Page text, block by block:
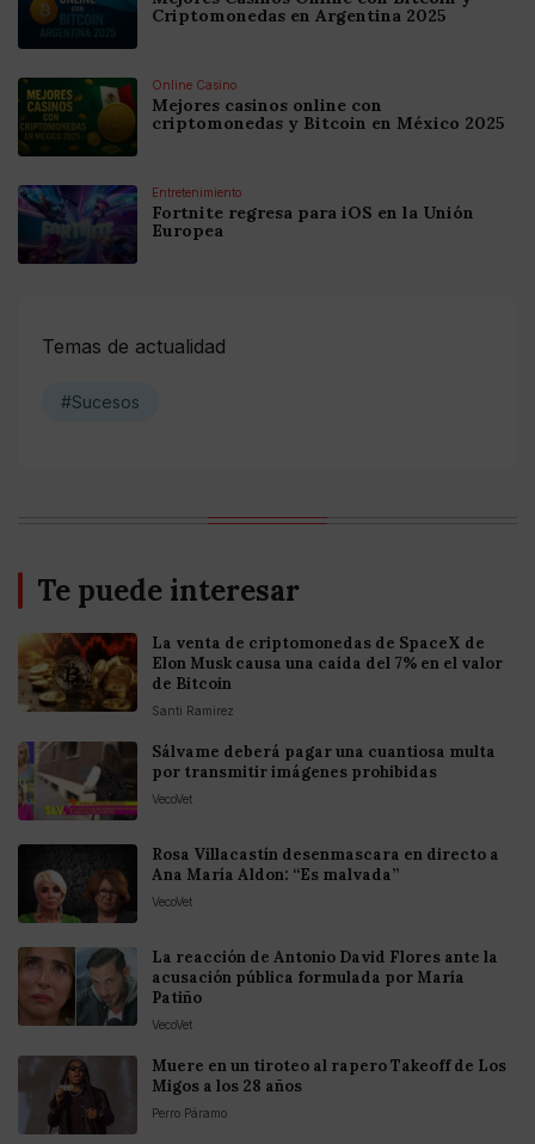
Criptomonedas en Argentina 2025
Online Casino
Mejores casinos online con
criptomonedas y Bitcoin en México 2025
Entretenimiento
Fortnite regresa para iOS en la Unión
Europea
Temas de actualidad
#Sucesos
Te puede interesar
La venta de criptomonedas de SpaceX de
Elon Musk causa una caída del 7% en el valor
de Bitcoin
Santi Ramirez
Sálvame deberá pagar una cuantiosa multa
por transmitir imágenes prohibidas
VecoVet
Rosa Villacastín desenmascara en directo a
Ana María Aldon: “Es malvada”
VecoVet
La reacción de Antonio David Flores ante la
acusación pública formulada por María
Patiño
VecoVet
Muere en un tiroteo al rapero Takeoff de Los
Migos a los 28 años
Perro Páramo